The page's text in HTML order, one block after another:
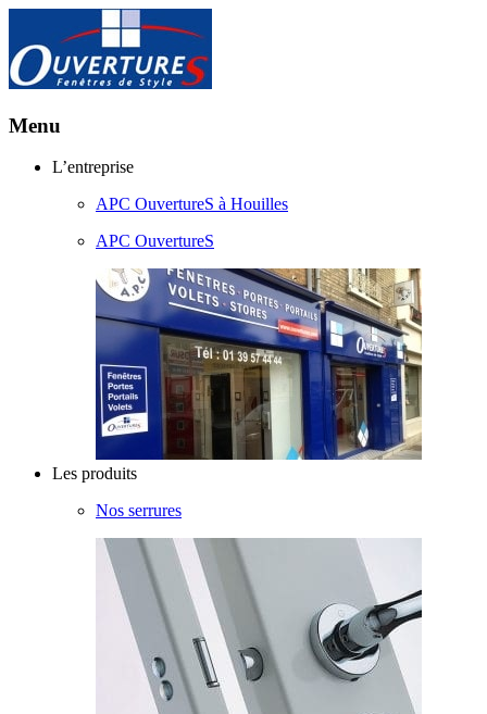
Menu
Aller
L’entreprise
APC OuvertureS à Houilles
APC OuvertureS
Les produits
Nos serrures